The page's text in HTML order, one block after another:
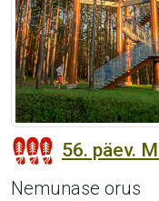
56. päev.
Nemunase orus